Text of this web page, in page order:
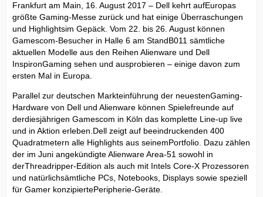
Frankfurt am Main, 16. August 2017 – Dell kehrt aufEuropas
größte Gaming-Messe zurück und hat einige Überraschungen
und Highlightsim Gepäck. Vom 22. bis 26. August können
Gamescom-Besucher in Halle 6 am StandB011 sämtliche
aktuellen Modelle aus den Reihen Alienware und Dell
InspironGaming sehen und ausprobieren – einige davon zum
ersten Mal in Europa.
Parallel zur deutschen Markteinführung der neuestenGaming-
Hardware von Dell und Alienware können Spielefreunde auf
derdiesjährigen Gamescom in Köln das komplette Line-up live
und in Aktion erleben.Dell zeigt auf beeindruckenden 400
Quadratmetern alle Highlights aus seinemPortfolio. Dazu zählen
der im Juni angekündigte Alienware Area-51 sowohl in
derThreadripper-Edition als auch mit Intels Core-X Prozessoren
und natürlichsämtliche PCs, Notebooks, Displays sowie speziell
für Gamer konzipiertePeripherie-Geräte.